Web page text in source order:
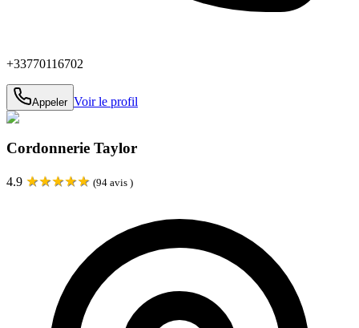
+33770116702
Appeler Voir le profil
Cordonnerie Taylor
4.9 ★★★★★ (94 avis )